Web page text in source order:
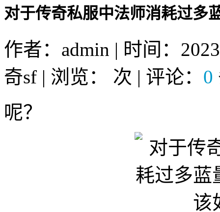
对于传奇私服中法师消耗过多
作者：admin | 时间：
奇sf | 浏览：
次 | 评论： 0
呢？